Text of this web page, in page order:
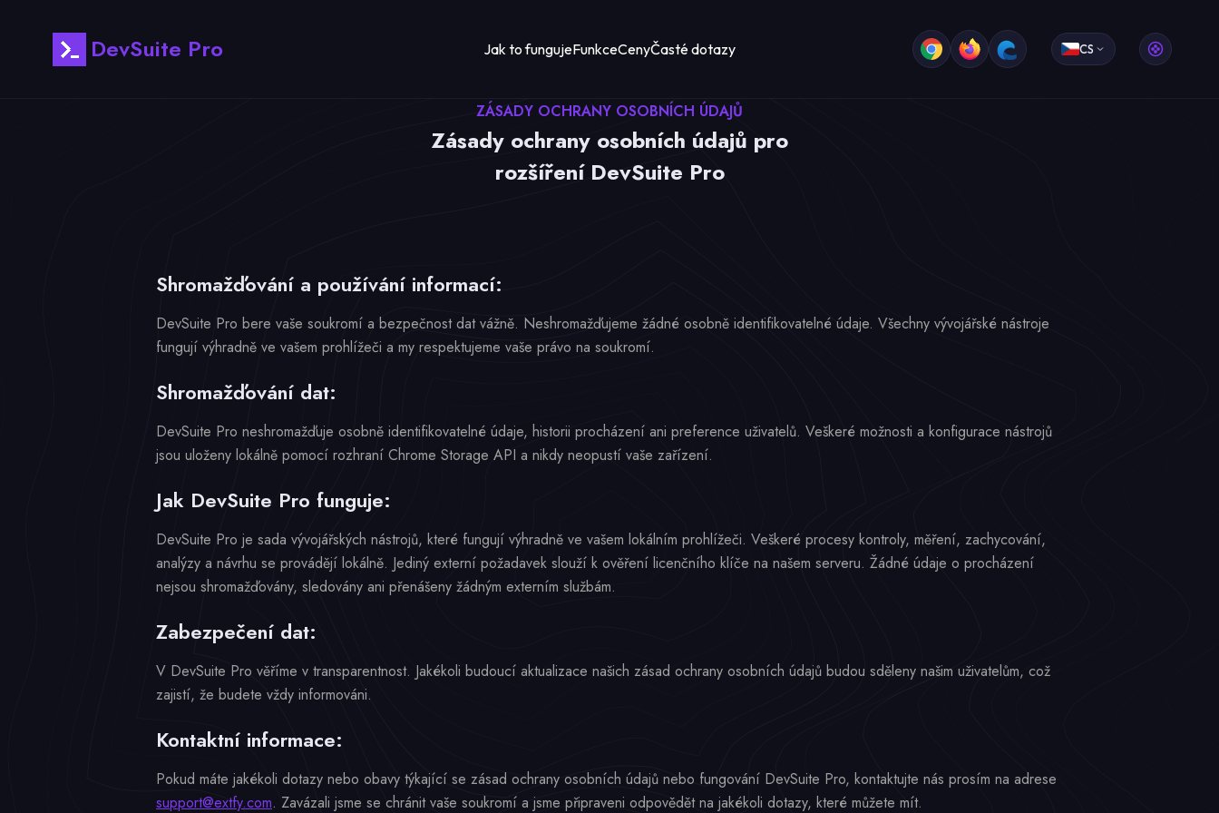
DevSuite Pro Jak to fungujeFunkceCenyČasté dotazy CS
ZÁSADY OCHRANY OSOBNÍCH ÚDAJŮ
Zásady ochrany osobních údajů pro
rozšíření DevSuite Pro
Shromažďování a používání informací:
DevSuite Pro bere vaše soukromí a bezpečnost dat vážně. Neshromažďujeme žádné osobně identifikovatelné údaje. Všechny vývojářské nástroje
fungují výhradně ve vašem prohlížeči a my respektujeme vaše právo na soukromí.
Shromažďování dat:
DevSuite Pro neshromažďuje osobně identifikovatelné údaje, historii procházení ani preference uživatelů. Veškeré možnosti a konfigurace nástrojů
jsou uloženy lokálně pomocí rozhraní Chrome Storage API a nikdy neopustí vaše zařízení.
Jak DevSuite Pro funguje:
DevSuite Pro je sada vývojářských nástrojů, které fungují výhradně ve vašem lokálním prohlížeči. Veškeré procesy kontroly, měření, zachycování,
analýzy a návrhu se provádějí lokálně. Jediný externí požadavek slouží k ověření licenčního klíče na našem serveru. Žádné údaje o procházení
nejsou shromažďovány, sledovány ani přenášeny žádným externím službám.
Zabezpečení dat:
V DevSuite Pro věříme v transparentnost. Jakékoli budoucí aktualizace našich zásad ochrany osobních údajů budou sděleny našim uživatelům, což
zajistí, že budete vždy informováni.
Kontaktní informace:
Pokud máte jakékoli dotazy nebo obavy týkající se zásad ochrany osobních údajů nebo fungování DevSuite Pro, kontaktujte nás prosím na adrese
support@extfy.com. Zavázali jsme se chránit vaše soukromí a jsme připraveni odpovědět na jakékoli dotazy, které můžete mít.